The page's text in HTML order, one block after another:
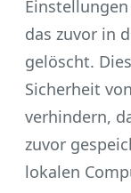
das zuvor in
gelöscht.
Sicherheit
verhindern,
zuvor
lokalen